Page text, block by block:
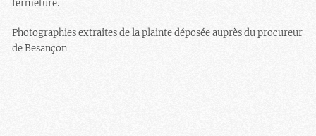
fermeture.
Photographies extraites de la plainte déposée auprès du procureur
de Besançon